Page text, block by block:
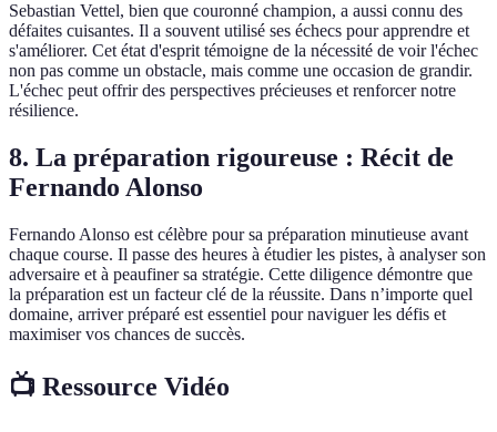
Sebastian Vettel, bien que couronné champion, a aussi connu des
défaites cuisantes. Il a souvent utilisé ses échecs pour apprendre et
s'améliorer. Cet état d'esprit témoigne de la nécessité de voir l'échec
non pas comme un obstacle, mais comme une occasion de grandir.
L'échec peut offrir des perspectives précieuses et renforcer notre
résilience.
8. La préparation rigoureuse : Récit de
Fernando Alonso
Fernando Alonso est célèbre pour sa préparation minutieuse avant
chaque course. Il passe des heures à étudier les pistes, à analyser son
adversaire et à peaufiner sa stratégie. Cette diligence démontre que
la préparation est un facteur clé de la réussite. Dans n’importe quel
domaine, arriver préparé est essentiel pour naviguer les défis et
maximiser vos chances de succès.
📺 Ressource Vidéo